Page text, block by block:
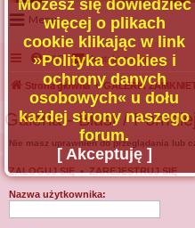
Menu
Portal
Facebook
Regulamin
Zapytaj administratora
Kontakt
FAQ Kontakt z nami
Strona główna GALERIA
Galeria - Biust /
Nie masz uprawnień do przeglądania lub
ZALOGUJ SIĘ•ZAREJESTRUJ SIĘ
Nazwa użytkownika:
Możesz się dowiedzieć
więcej o plikach
cookie klikając w link
»Polityka cookies i
ochrony danych
osobowych« u dołu
każdej strony naszego
forum.
[ Akceptuję ]